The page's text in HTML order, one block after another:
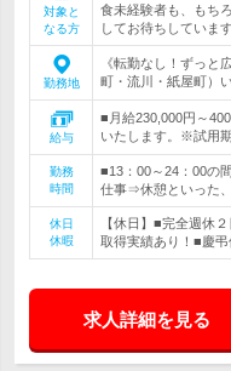
対象と
なる方
食未経験者も、もち
してお待ちしています
勤務地
《転勤なし！ずっと
町・流川・紙屋町）
給与
■月給230,000円～
いたします。※試用
勤務
時間
■13：00～24：00
仕事⇒休憩といった
休日
休暇
【休日】■完全週休
取得実績あり！■慶
求人詳細を見る